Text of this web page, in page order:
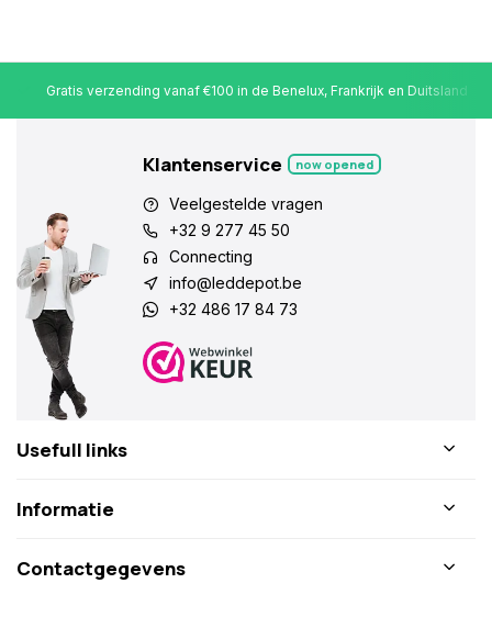
Gratis verzending vanaf €100 in de Benelux, Frankrijk en Duitsland
Klantenservice now opened
Veelgestelde vragen
+32 9 277 45 50
Connecting
info@leddepot.be
+32 486 17 84 73
Usefull links
Informatie
Contactgegevens